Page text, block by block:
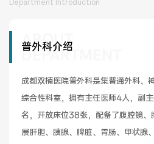
健康管理体检
Department Introduction
普外科介绍
ABOUT
DEPARTMENT
成都双楠医院普外科是集普通外科、
综合性科室，拥有主任医师4人，副
名，开放床位38张，配备了腹腔镜、
展肝胆、胰腺、脾脏、胃肠、甲状腺